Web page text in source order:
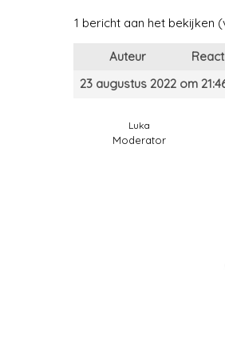
1 bericht aan het bekijken
Auteur
23 augustus 2022 om
Luka
Moderator